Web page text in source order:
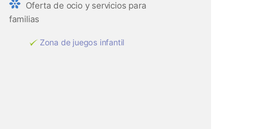
Oferta de ocio y servicios para
familias
Zona de juegos infantil